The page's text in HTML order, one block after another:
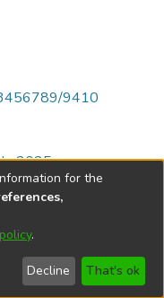
9410
2025
Córdoba
for the
.
Decline That's ok